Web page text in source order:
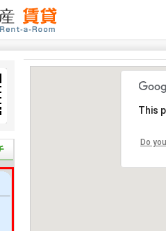
This
Do